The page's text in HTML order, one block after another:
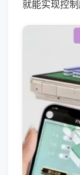
就能实现控制